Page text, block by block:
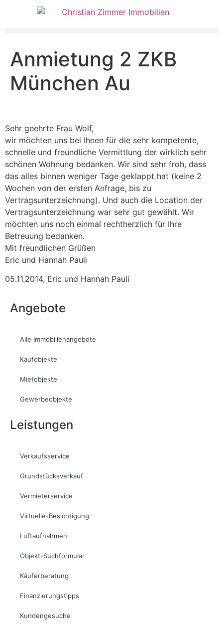
Anmietung 2 ZKB
München Au
Sehr geehrte Frau Wolf,
wir möchten uns bei Ihnen für die sehr kompetente,
schnelle und freundliche Vermittlung der wirklich sehr
schönen Wohnung bedanken. Wir sind sehr froh, dass
das alles binnen weniger Tage geklappt hat (keine 2
Wochen von der ersten Anfrage, bis zu
Vertragsunterzeichnung). Und auch die Location der
Vertragsunterzeichnung war sehr gut gewählt. Wir
möchten uns noch einmal rechtherzlich für Ihre
Betreuung bedanken.
Mit freundlichen Grüßen
Eric und Hannah Pauli
05.11.2014, Eric und Hannah Pauli
Angebote
Alle Immobilienangebote
Kaufobjekte
Mietobjekte
Gewerbeobjekte
Leistungen
Verkaufsservice
Grundstücksverkauf
Vermieterservice
Virtuelle-Besichtigung
Luftaufnahmen
Objekt-Suchformular
Käuferberatung
Finanzierungstipps
Kundengesuche